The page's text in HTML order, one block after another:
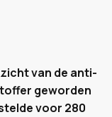
van de anti-
geworden
voor 280